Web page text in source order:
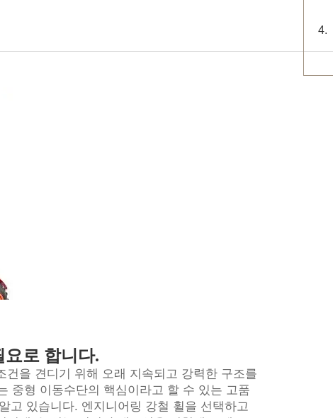
로 합니다.
을 견디기 위해 오래 지속되고 강력한 구조를
중형 이동수단의 핵심이라고 할 수 있는 고품
고 있습니다. 엔지니어링 강철 휠을 선택하고